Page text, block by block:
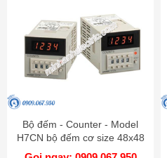
Bộ đếm - Counter - Model
H7CN bộ đếm cơ size 48x48